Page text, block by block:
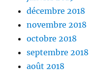
décembre 2018
novembre 2018
octobre 2018
septembre 2018
août 2018